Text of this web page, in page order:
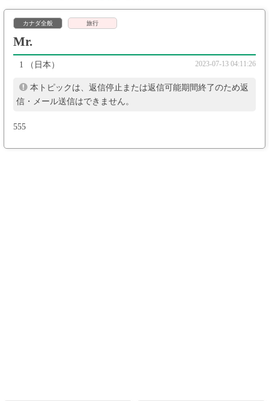
カナダ全般 旅行
Mr.
1 （日本） 2023-07-13 04:11:26
本トピックは、返信停止または返信可能期間終了のため返
信・メール送信はできません。
555